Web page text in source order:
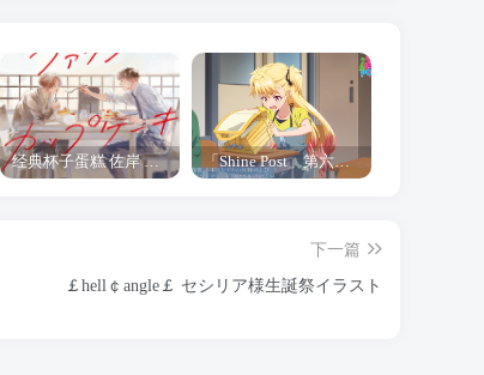
经典杯子蛋糕 佐岸 漫画「经典杯子蛋糕」宣布真人日剧化 「Shine Post」第六话ED主题曲「Yellow Rose」无字幕MV公开
下一篇
￡hell￠angle￡ セシリア様生誕祭イラスト